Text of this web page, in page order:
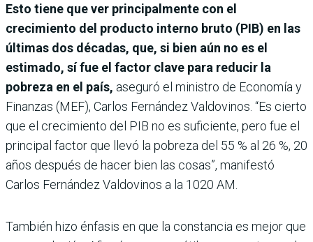
Esto tiene que ver principalmente con el
crecimiento del producto interno bruto (PIB) en las
últimas dos décadas, que, si bien aún no es el
estimado, sí fue el factor clave para reducir la
pobreza en el país, aseguró el ministro de Economía y
Finanzas (MEF), Carlos Fernández Valdovinos. “Es cierto
que el crecimiento del PIB no es suficiente, pero fue el
principal factor que llevó la pobreza del 55 % al 26 %, 20
años después de hacer bien las cosas”, manifestó
Carlos Fernández Valdovinos a la 1020 AM.
También hizo énfasis en que la constancia es mejor que